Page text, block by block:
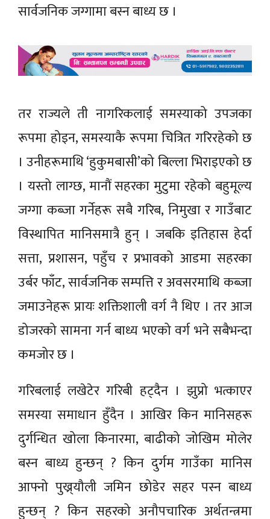
सार्वजनिक जग्गामा बस्न बाध्य छ ।
तर राज्यले ती नागरिकलाई समस्याको उपजका
रूपमा होइन, समस्याकै रूपमा चित्रित गरिरहेको छ
। उनीहरूमाथि ‘हुकुमबासी’को बिल्ला भिराइएको छ
। यस्तो लाग्छ, मानौं सहरका मुटुमा रहेको बहुमूल्य
जग्गा कब्जा गर्नेहरू सबै गरिब, निमुखा र गाउँबाट
विस्थापित मानिसमात्रै हुन् । जबकि इतिहास हेर्दा
सत्ता, प्रशासन, पहुँच र प्रभावको आडमा सहरका
उर्बर फाँट, सार्वजनिक सम्पत्ति र अवसरमाथि कब्जा
जमाउनेहरू प्रायः शक्तिशाली वर्ग नै थिए । तर आज
डोजरको सामना गर्न बाध्य भएको वर्ग भने सबैभन्दा
कमजोर छ ।
गरिबलाई लखेटेर गरिबी हट्दैन । झुप्रो भत्काएर
समस्या समाधान हुँदैन । आखिर किन मानिसहरू
दुर्गन्धित खोला किनारमा, बाढीको जोखिम मोलेर
बस्न बाध्य हुन्छन् ? किन दुर्गम गाउँका मानिस
आफ्नो पुख्र्यौली जमिन छोडेर सहर पस्न बाध्य
हुन्छन् ? किन सहरको अनौपचारिक अर्थतन्त्रमा